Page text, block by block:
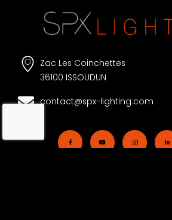
Zac Les Coinchettes
36100 ISSOUDUN
contact@spx-lighting.com